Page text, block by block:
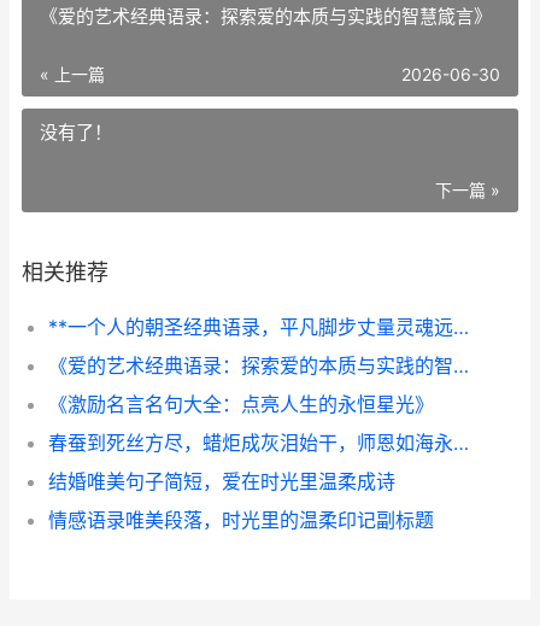
《爱的艺术经典语录：探索爱的本质与实践的智慧箴言》
« 上一篇 2026-06-30
没有了！
下一篇 »
相关推荐
**一个人的朝圣经典语录，平凡脚步丈量灵魂远方**
《爱的艺术经典语录：探索爱的本质与实践的智慧箴言》
《激励名言名句大全：点亮人生的永恒星光》
春蚕到死丝方尽，蜡炬成灰泪始干，师恩如海永难忘，副标题，从古诗词中探寻尊师重道的精神源流
结婚唯美句子简短，爱在时光里温柔成诗
情感语录唯美段落，时光里的温柔印记副标题